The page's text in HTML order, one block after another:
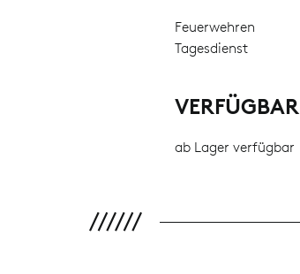
Feuerwehren
Tagesdienst
ab Lager verfügbar